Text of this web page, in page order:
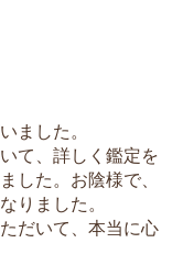
ました。
て、詳しく鑑定を
した。お陰様で、
りました。
だいて、本当に心